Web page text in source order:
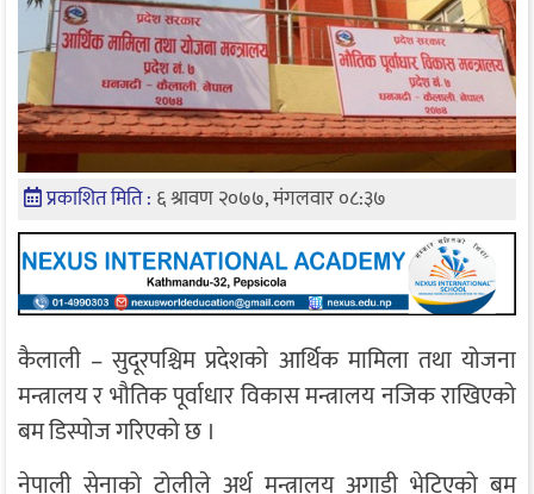
प्रकाशित मिति : ६ श्रावण २०७७, मंगलवार ०८:३७
कैलाली – सुदूरपश्चिम प्रदेशको आर्थिक मामिला तथा योजना
मन्त्रालय र भौतिक पूर्वाधार विकास मन्त्रालय नजिक राखिएको
बम डिस्पोज गरिएको छ ।
नेपाली सेनाको टोलीले अर्थ मन्त्रालय अगाडी भेटिएको बम